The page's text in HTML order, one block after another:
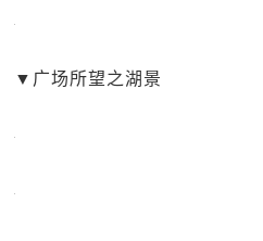
▼ 广场所望之湖景